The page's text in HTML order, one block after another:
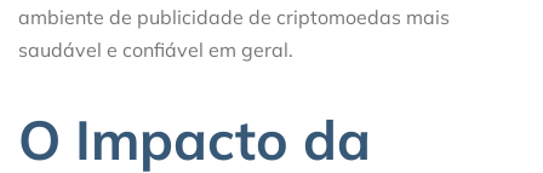
ambiente de publicidade de criptomoedas mais
saudável e confiável em geral.
O Impacto da